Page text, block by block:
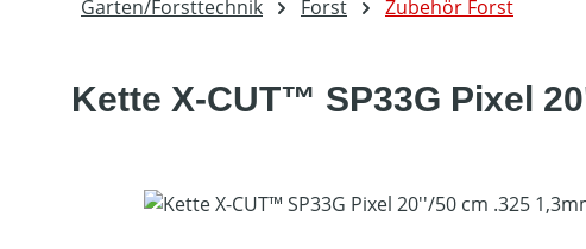
Garten/Forsttechnik Forst Zubehör Forst
Kette X-CUT™ SP33G Pixel
Bildergalerie überspringen